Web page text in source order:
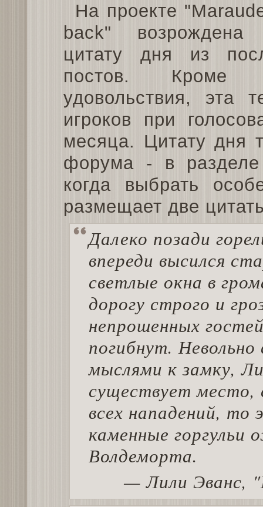
На проекте
back" возрождена
цитату дня из
постов. Кроме
удовольствия, эта
игроков при
месяца. Цитату дня
форума - в разделе
когда выбрать
размещает две
Далеко позади
впереди высился
светлые окна в
дорогу строго и
непрошенных
погибнут. Невольно
мыслями к замку,
существует место,
всех нападений, то
каменные
Волдеморта.
— Лили Эванс,